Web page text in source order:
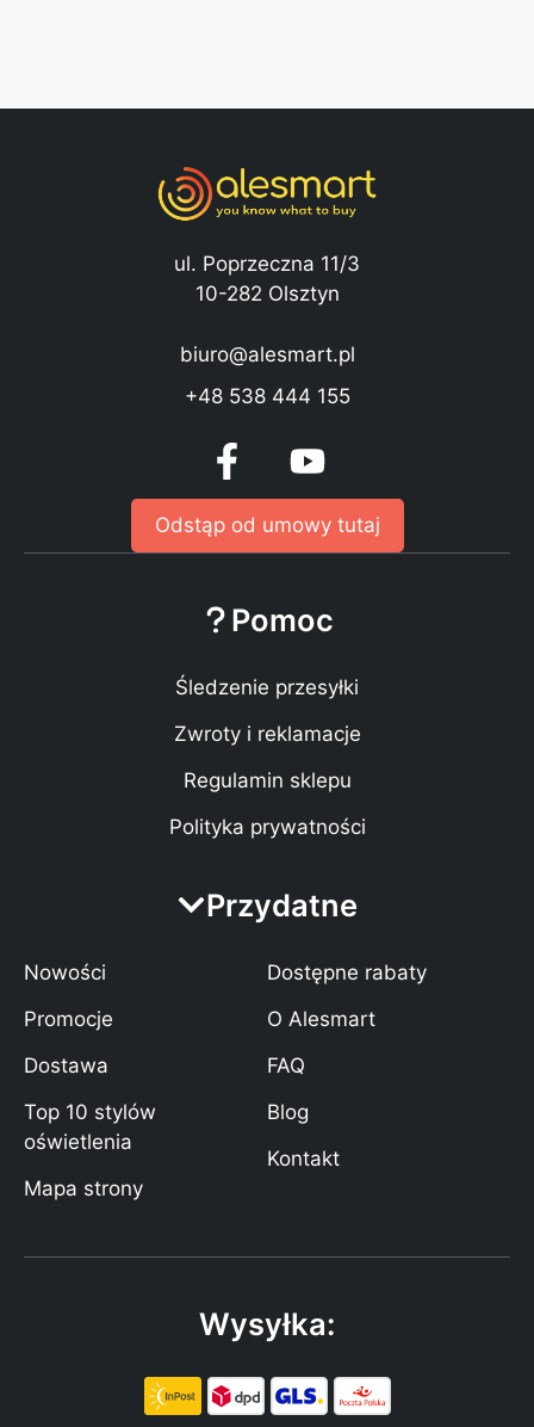
ul. Poprzeczna 11/3
10-282 Olsztyn
biuro@alesmart.pl
+48 538 444 155
Odstąp od umowy tutaj
Pomoc
Śledzenie przesyłki
Zwroty i reklamacje
Regulamin sklepu
Polityka prywatności
Przydatne
Nowości
Promocje
Dostawa
Top 10 stylów
oświetlenia
Mapa strony
Dostępne rabaty
O Alesmart
FAQ
Blog
Kontakt
Wysyłka: